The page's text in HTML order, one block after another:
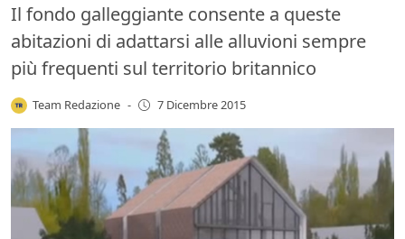
Il fondo galleggiante consente a queste
abitazioni di adattarsi alle alluvioni sempre
più frequenti sul territorio britannico
Team Redazione - 7 Dicembre 2015